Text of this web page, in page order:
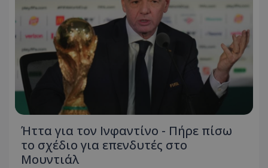
Ήττα για τον Ινφαντίνο - Πήρε πίσω
το σχέδιο για επενδυτές στο
Μουντιάλ